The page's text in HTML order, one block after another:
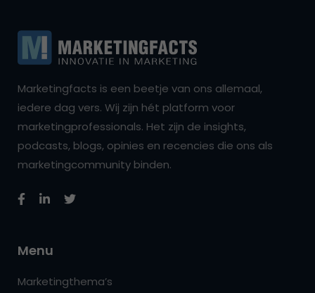
Marketingfacts is een beetje van ons allemaal,
iedere dag vers. Wij zijn hét platform voor
marketingprofessionals. Het zijn de insights,
podcasts, blogs, opinies en recencies die ons als
marketingcommunity binden.
Menu
Marketingthema’s